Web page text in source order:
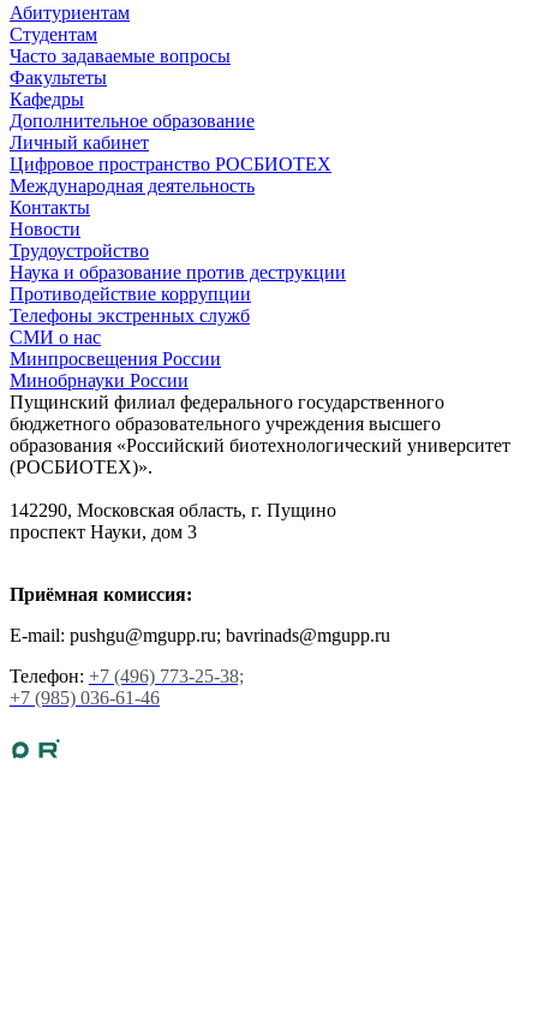
Абитуриентам
Студентам
Часто задаваемые вопросы
Факультеты
Кафедры
Дополнительное образование
Личный кабинет
Цифровое пространство РОСБИОТЕХ
Международная деятельность
Контакты
Новости
Трудоустройство
Наука и образование против деструкции
Противодействие коррупции
Телефоны экстренных служб
СМИ о нас
Минпросвещения России
Минобрнауки России
Пущинский филиал федерального государственного
бюджетного образовательного учреждения высшего
образования «Российский биотехнологический университет
(РОСБИОТЕХ)».
142290, Московская область, г. Пущино
проспект Науки, дом 3
Приёмная комиссия:
E-mail: pushgu@mgupp.ru; bavrinads@mgupp.ru
Телефон: +7 (496) 773-25-38;
+7 (985) 036-61-46